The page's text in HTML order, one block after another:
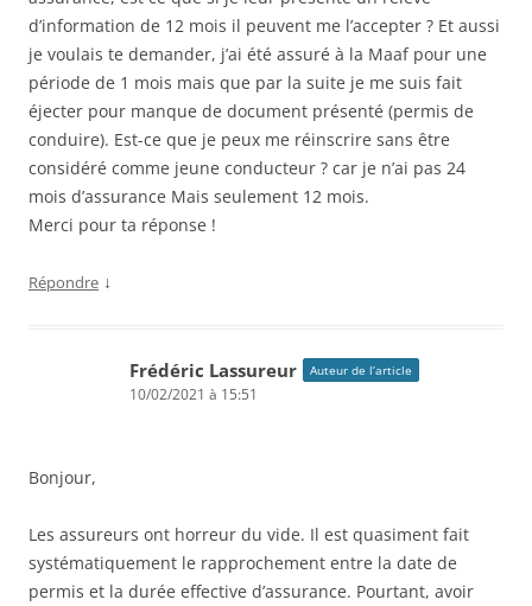
d’information de 12 mois il peuvent me l’accepter ? Et aussi
je voulais te demander, j’ai été assuré à la Maaf pour une
période de 1 mois mais que par la suite je me suis fait
éjecter pour manque de document présenté (permis de
conduire). Est-ce que je peux me réinscrire sans être
considéré comme jeune conducteur ? car je n’ai pas 24
mois d’assurance Mais seulement 12 mois.
Merci pour ta réponse !
Répondre ↓
Frédéric Lassureur Auteur de l’article
10/02/2021 à 15:51
Bonjour,
Les assureurs ont horreur du vide. Il est quasiment fait
systématiquement le rapprochement entre la date de
permis et la durée effective d’assurance. Pourtant, avoir